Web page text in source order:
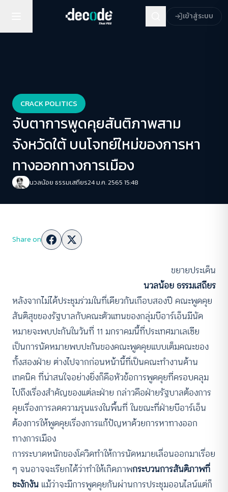
เข้าสู่ระบบ
CRACK POLITICS
จับตาการพูดคุยสันติภาพสาม
จังหวัดใต้ บนโจทย์ใหม่ของการหา
ทางออกทางการเมือง
นวลน้อย ธรรมเสถียร24 ม.ค. 2565 15:48
Share on
ขยายประเด็น
นวลน้อย ธรรมเสถียร
หลังจากไม่ได้ประชุมร่วมในที่เดียวกันเกือบสองปี คณะพูดคุย
สันติสุขของรัฐบาลกับคณะตัวแทนของกลุ่มบีอาร์เอ็นมีนัด
หมายจะพบปะกันในวันที่ 11 มกราคมนี้ที่ประเทศมาเลเซีย
เป็นการนัดหมายพบปะกันของคณะพูดคุยแบบเต็มคณะของ
ทั้งสองฝ่าย ต่างไปจากก่อนหน้านี้ที่เป็นคณะทำงานด้าน
เทคนิค ที่น่าสนใจอย่างยิ่งก็คือหัวข้อการพูดคุยที่ครอบคลุม
ไปถึงเรื่องสำคัญของแต่ละฝ่าย กล่าวคือฝ่ายรัฐบาลต้องการ
คุยเรื่องการลดความรุนแรงในพื้นที่ ในขณะที่ฝ่ายบีอาร์เอ็น
ต้องการให้พูดคุยเรื่องการแก้ปัญหาด้วยการหาทางออก
ทางการเมือง
การระบาดหนักของโควิดทำให้การนัดหมายเลื่อนออกมาเรื่อย
ๆ จนอาจจะเรียกได้ว่าทำให้เกิดภาพกระบวนการสันติภาพที่
ชะงักงัน แม้ว่าจะมีการพูดคุยกันผ่านการประชุมออนไลน์แต่ก็